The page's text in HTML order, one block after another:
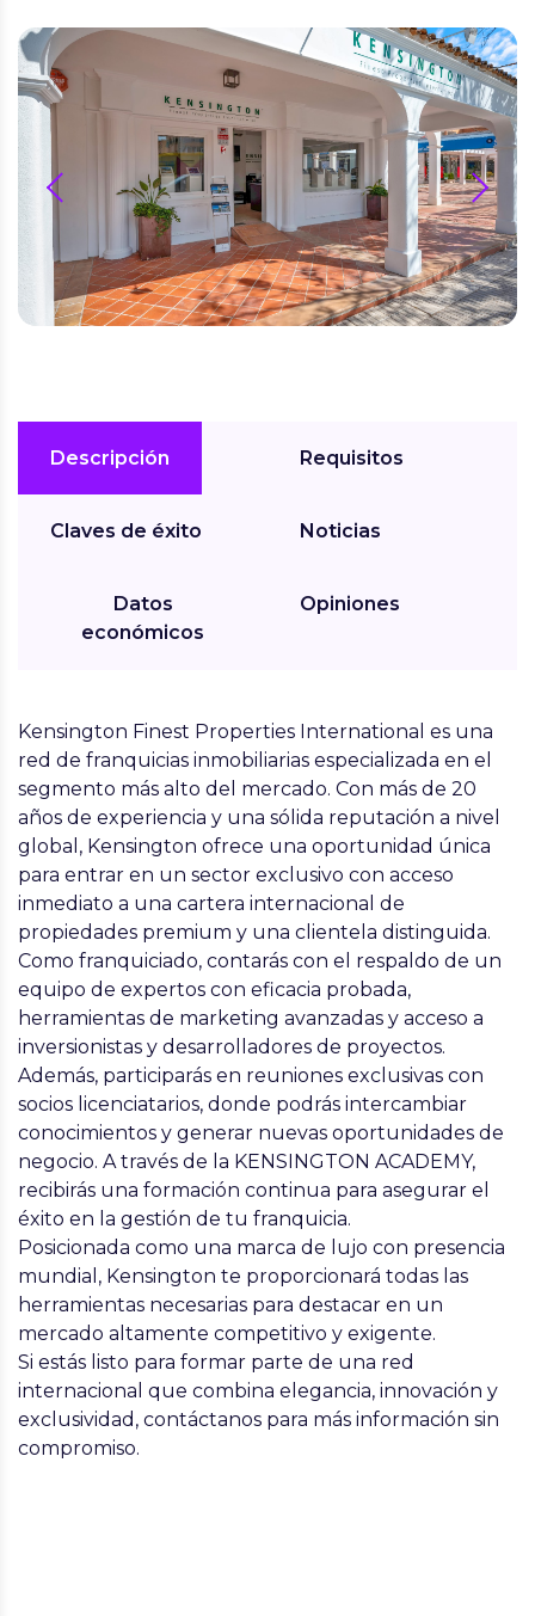
prev next
Descripción
Claves de éxito
Datos
económicos
Requisitos
Noticias
Opiniones
Kensington Finest Properties International es una
red de franquicias inmobiliarias especializada en el
segmento más alto del mercado. Con más de 20
años de experiencia y una sólida reputación a nivel
global, Kensington ofrece una oportunidad única
para entrar en un sector exclusivo con acceso
inmediato a una cartera internacional de
propiedades premium y una clientela distinguida.
Como franquiciado, contarás con el respaldo de un
equipo de expertos con eficacia probada,
herramientas de marketing avanzadas y acceso a
inversionistas y desarrolladores de proyectos.
Además, participarás en reuniones exclusivas con
socios licenciatarios, donde podrás intercambiar
conocimientos y generar nuevas oportunidades de
negocio. A través de la KENSINGTON ACADEMY,
recibirás una formación continua para asegurar el
éxito en la gestión de tu franquicia.
Posicionada como una marca de lujo con presencia
mundial, Kensington te proporcionará todas las
herramientas necesarias para destacar en un
mercado altamente competitivo y exigente.
Si estás listo para formar parte de una red
internacional que combina elegancia, innovación y
exclusividad, contáctanos para más información sin
compromiso.